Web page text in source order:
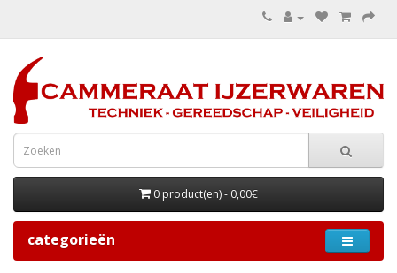
0 product(en) - 0,00€
categorieën